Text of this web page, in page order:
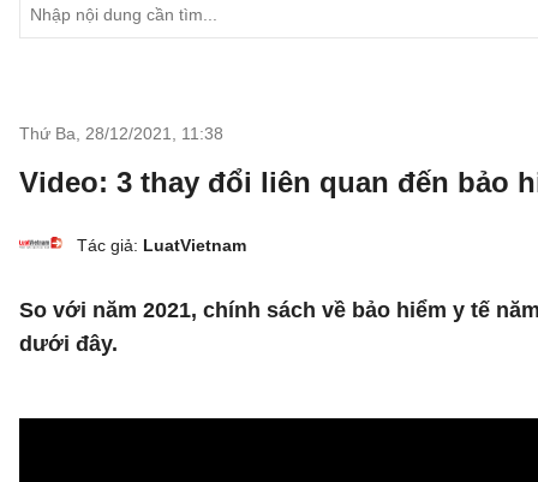
Thứ Ba, 28/12/2021 11:38
Video: 3 thay đổi liên quan đến bảo
Tác giả: LuatVietnam
So với năm 2021, chính sách về bảo hiểm y tế
dưới đây.